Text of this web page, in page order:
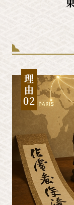
理
由
02